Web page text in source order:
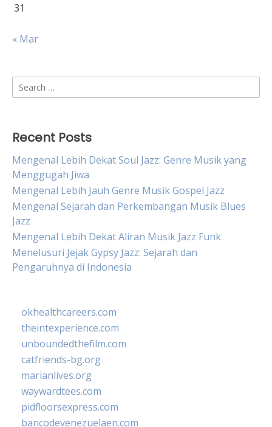
31
« Mar
Search
for:
Recent Posts
Mengenal Lebih Dekat Soul Jazz: Genre Musik yang
Menggugah Jiwa
Mengenal Lebih Jauh Genre Musik Gospel Jazz
Mengenal Sejarah dan Perkembangan Musik Blues
Jazz
Mengenal Lebih Dekat Aliran Musik Jazz Funk
Menelusuri Jejak Gypsy Jazz: Sejarah dan
Pengaruhnya di Indonesia
okhealthcareers.com
theintexperience.com
unboundedthefilm.com
catfriends-bg.org
marianlives.org
waywardtees.com
pidfloorsexpress.com
bancodevenezuelaen.com